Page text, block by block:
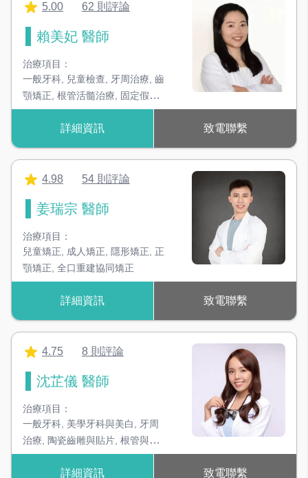
5.00 62 則評論
賴美妃 醫師
治療項目：
一般牙科, 兒童檢查, 牙周治療, 齒
顎矯正, 根管活髓治療, 固定假
牙、全瓷冠,貼片及3 D瓷雕,局部
及全口活動假牙
詳細資訊 致電聯繫
4.98 54 則評論
姜瑞宗 醫師
治療項目：
兒童矯正
成人矯正 隱形矯正
正
顎矯正 全口重建協同矯正
詳細資訊 致電聯繫
4.75 8 則評論
沈芷儀 醫師
治療項目：
一般牙科 美學牙科與美白
牙周
治療
陶瓷齒雕與貼片 根管與活
髓治療,顯微美學樹脂修復,困難
自然牙保留,植牙與全口重建
詳細資訊 致電聯繫